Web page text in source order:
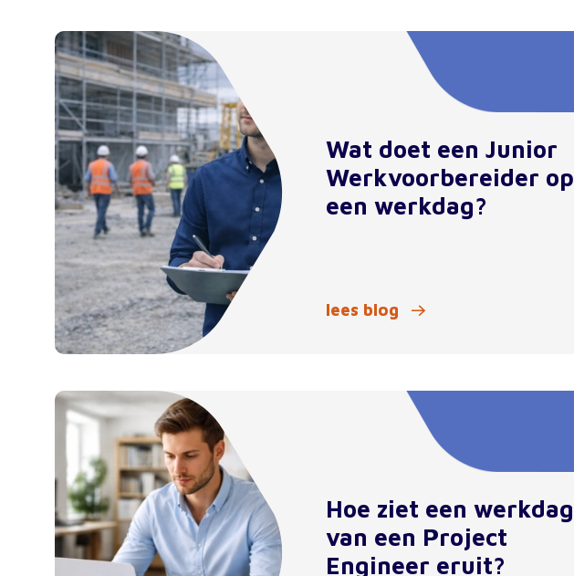
Wat doet een Junior
Werkvoorbereider op
een werkdag?
lees blog
Hoe ziet een werkdag
van een Project
Engineer eruit?